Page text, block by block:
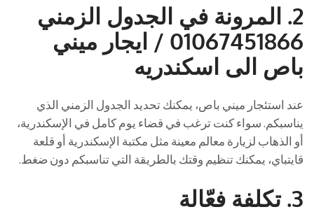
2. المرونة في الجدول الزمني
01067451866 / ايجار ميني
باص الى اسكندريه
عند استئجار ميني باص، يمكنك تحديد الجدول الزمني الذي
يناسبكم. سواء كنت ترغب في قضاء يوم كامل في الإسكندرية،
أو الذهاب لزيارة معالم معينة مثل مكتبة الإسكندرية أو قلعة
قايتباي، يمكنك تنظيم وقتك بالطريقة التي تناسبكم دون ضغط.
3. تكلفة فعّالة